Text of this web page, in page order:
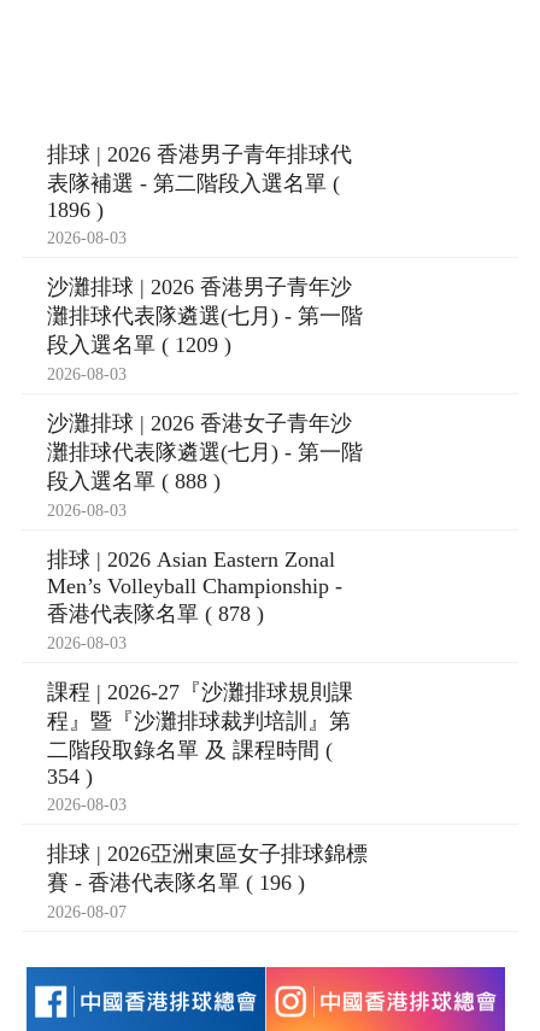
排球 | 2026 香港男子青年排球代
表隊補選 - 第二階段入選名單 (
1896 )
2026-08-03
沙灘排球 | 2026 香港男子青年沙
灘排球代表隊遴選(七月) - 第一階
段入選名單 ( 1209 )
2026-08-03
沙灘排球 | 2026 香港女子青年沙
灘排球代表隊遴選(七月) - 第一階
段入選名單 ( 888 )
2026-08-03
排球 | 2026 Asian Eastern Zonal
Men’s Volleyball Championship -
香港代表隊名單 ( 878 )
2026-08-03
課程 | 2026-27『沙灘排球規則課
程』暨『沙灘排球裁判培訓』第
二階段取錄名單 及 課程時間 (
354 )
2026-08-03
排球 | 2026亞洲東區女子排球錦標
賽 - 香港代表隊名單 ( 196 )
2026-08-07